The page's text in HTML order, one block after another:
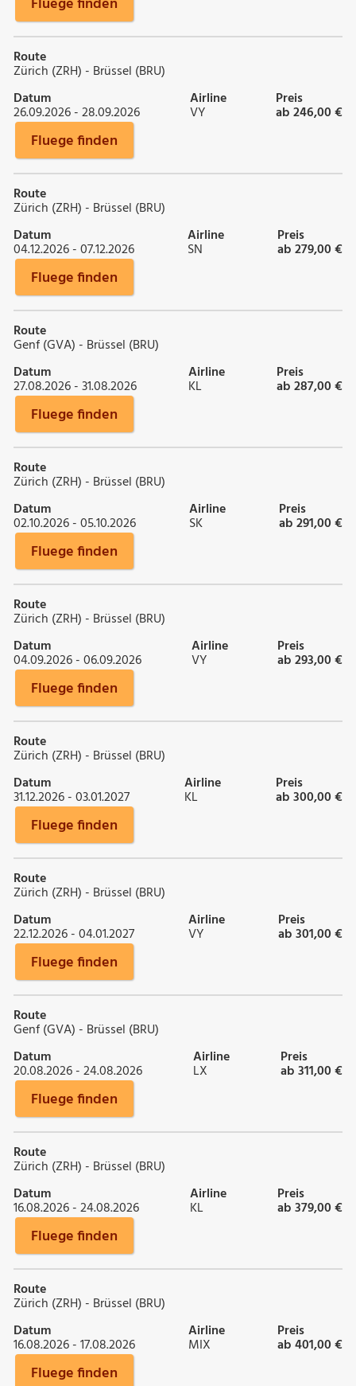
Route
Zürich (ZRH) - Brüssel (BRU)
Datum
26.09.2026 - 28.09.2026
Airline
VY
Preis
ab 246,00 €
Fluege finden
Route
Zürich (ZRH) - Brüssel (BRU)
Datum
04.12.2026 - 07.12.2026
Airline
SN
Preis
ab 279,00 €
Fluege finden
Route
Genf (GVA) - Brüssel (BRU)
Datum
27.08.2026 - 31.08.2026
Airline
KL
Preis
ab 287,00 €
Fluege finden
Route
Zürich (ZRH) - Brüssel (BRU)
Datum
02.10.2026 - 05.10.2026
Airline
SK
Preis
ab 291,00 €
Fluege finden
Route
Zürich (ZRH) - Brüssel (BRU)
Datum
04.09.2026 - 06.09.2026
Airline
VY
Preis
ab 293,00 €
Fluege finden
Route
Zürich (ZRH) - Brüssel (BRU)
Datum
31.12.2026 - 03.01.2027
Airline
KL
Preis
ab 300,00 €
Fluege finden
Route
Zürich (ZRH) - Brüssel (BRU)
Datum
22.12.2026 - 04.01.2027
Airline
VY
Preis
ab 301,00 €
Fluege finden
Route
Genf (GVA) - Brüssel (BRU)
Datum
20.08.2026 - 24.08.2026
Airline
LX
Preis
ab 311,00 €
Fluege finden
Route
Zürich (ZRH) - Brüssel (BRU)
Datum
16.08.2026 - 24.08.2026
Airline
KL
Preis
ab 379,00 €
Fluege finden
Route
Zürich (ZRH) - Brüssel (BRU)
Datum
16.08.2026 - 17.08.2026
Airline
MIX
Preis
ab 401,00 €
Fluege finden